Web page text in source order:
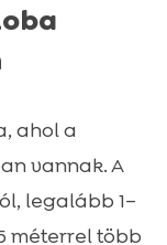
ahol a
vannak. A
legalább 1–
méterrel több